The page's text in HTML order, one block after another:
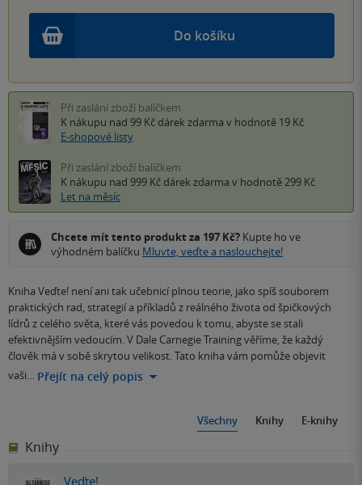
Do košíku
Při zaslání zboží balíčkem
K nákupu nad 99 Kč dárek zdarma v hodnotě 19 Kč
E-shopové listy
Při zaslání zboží balíčkem
K nákupu nad 999 Kč dárek zdarma v hodnotě 299 Kč
Let na měsíc
Chcete mít tento produkt za 197 Kč? Kupte ho ve
výhodném balíčku Mluvte, veďte a naslouchejte!
Kniha Veďte! není ani tak učebnicí plnou teorie, jako spíš souborem
praktických rad, strategií a příkladů z reálného života od špičkových
lídrů z celého světa, které vás povedou k tomu, abyste se stali
efektivnějším vedoucím. V Dale Carnegie Training věříme, že každý
člověk má v sobě skrytou velikost. Tato kniha vám pomůže objevit
vaši… Přejít na celý popis
Všechny Knihy E-knihy
Knihy
Veďte!